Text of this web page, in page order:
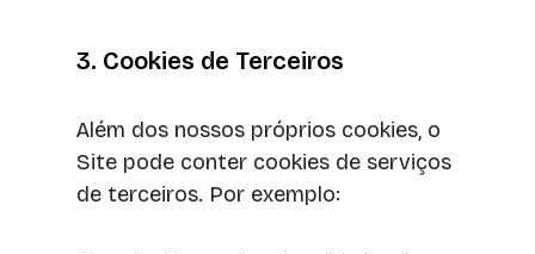
3. Cookies de Terceiros
Além dos nossos próprios cookies, o
Site pode conter cookies de serviços
de terceiros. Por exemplo: